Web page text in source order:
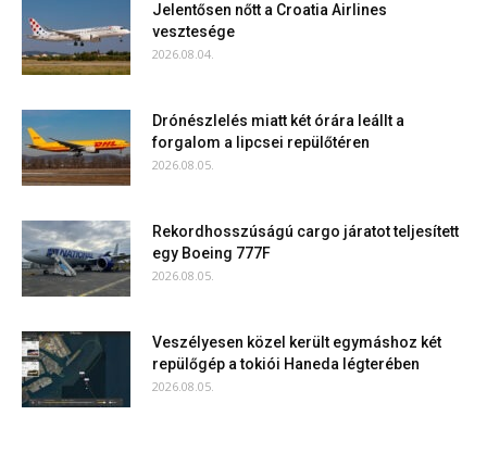
Jelentősen nőtt a Croatia Airlines
vesztesége
2026.08.04.
Drónészlelés miatt két órára leállt a
forgalom a lipcsei repülőtéren
2026.08.05.
Rekordhosszúságú cargo járatot teljesített
egy Boeing 777F
2026.08.05.
Veszélyesen közel került egymáshoz két
repülőgép a tokiói Haneda légterében
2026.08.05.